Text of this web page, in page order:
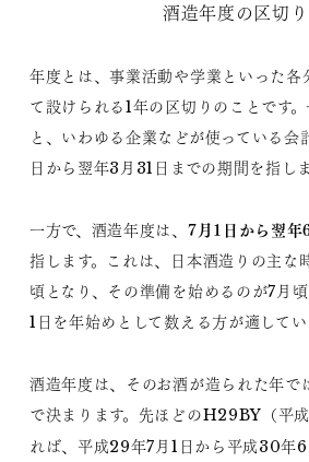
酒造年度の区切
年度とは、事業活動や学業といった各
て設けられる1年の区切りのことです
と、いわゆる企業などが使っている会
日から翌年3月31日までの期間を指しま
一方で、酒造年度は、 7月1日から翌年
指します。これは、日本酒造りの主な
頃となり、その準備を始めるのが7月
1日を年始めとして数える方が適してい
酒造年度は、そのお酒が造られた年で
で決まります。先ほどのH29BY（平
れば、平成29年7月1日から平成30年